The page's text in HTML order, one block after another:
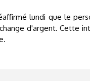
lundi que le
d'argent. Cette